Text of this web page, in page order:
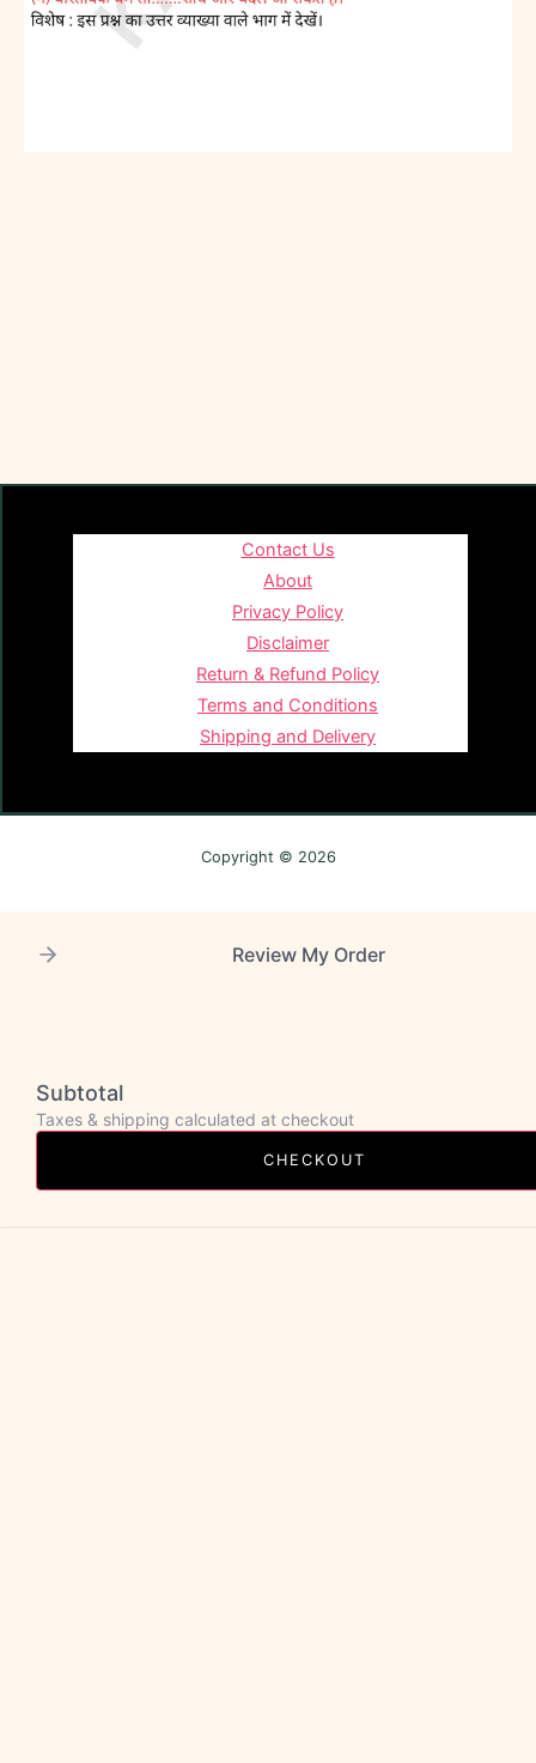
Contact Us
About
Privacy Policy
Disclaimer
Return & Refund Policy
Terms and Conditions
Shipping and Delivery
Copyright © 2026
Review My Order
Subtotal
Taxes & shipping calculated at checkout
CHECKOUT